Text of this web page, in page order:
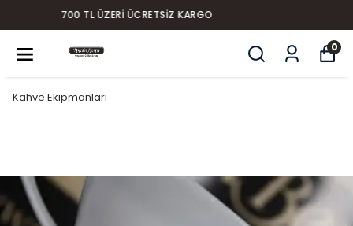
YENI SEZON ÜRÜNLER
0
Kahve Ekipmanları